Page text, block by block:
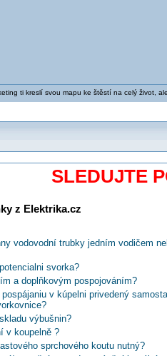
ti kreslí svou mapu ke štěstí na celý život,
SLEDUJTE
z Elektrika.cz
vodovodní trubky jedním vodičem
svorka?
a doplňkovým pospojováním?
v kúpelni privedený
výbušnin?
v koupelně ?
sprchového koutu nutný?